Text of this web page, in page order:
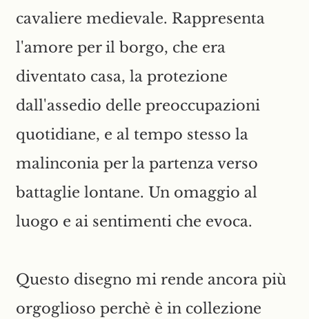
cavaliere medievale. Rappresenta
l'amore per il borgo, che era
diventato casa, la protezione
dall'assedio delle preoccupazioni
quotidiane, e al tempo stesso la
malinconia per la partenza verso
battaglie lontane. Un omaggio al
luogo e ai sentimenti che evoca.
Questo disegno mi rende ancora più
orgoglioso perchè è in collezione